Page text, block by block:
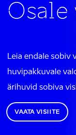
Leia endale sobiv
huvipakkuvale
ärihuvid sobiva
VAATA VISIITE